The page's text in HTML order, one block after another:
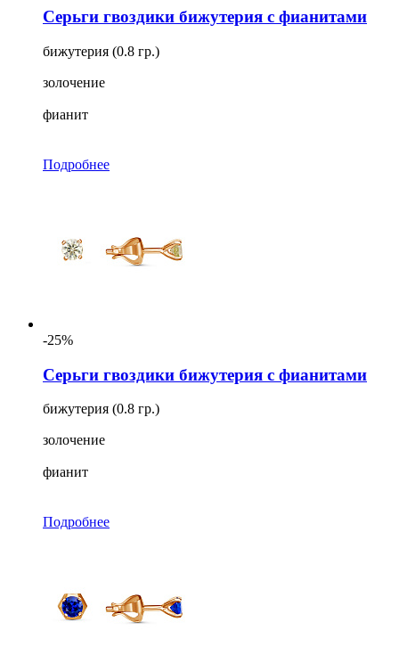
Серьги гвоздики бижутерия с фианитами
бижутерия (0.8 гр.)
золочение
фианит
Подробнее
-25%
Серьги гвоздики бижутерия с фианитами
бижутерия (0.8 гр.)
золочение
фианит
Подробнее